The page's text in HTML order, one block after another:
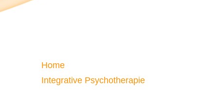
Home
Integrative Psychotherapie